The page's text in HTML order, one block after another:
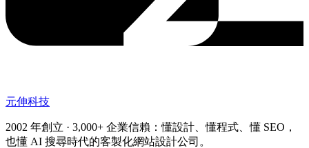
元伸科技
2002 年創立 · 3,000+ 企業信賴：懂設計、懂程式、懂 SEO，
也懂 AI 搜尋時代的客製化網站設計公司。